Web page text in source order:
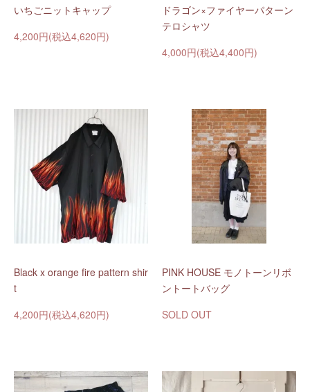
いちごニットキャップ
4,200円(税込4,620円)
ドラゴン×ファイヤーパターン
テロシャツ
4,000円(税込4,400円)
Black x orange fire pattern shir
t
4,200円(税込4,620円)
PINK HOUSE モノトーンリボ
ントートバッグ
SOLD OUT